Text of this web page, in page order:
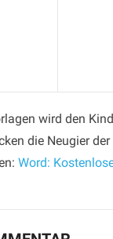
wird den
die Neugier
Word: